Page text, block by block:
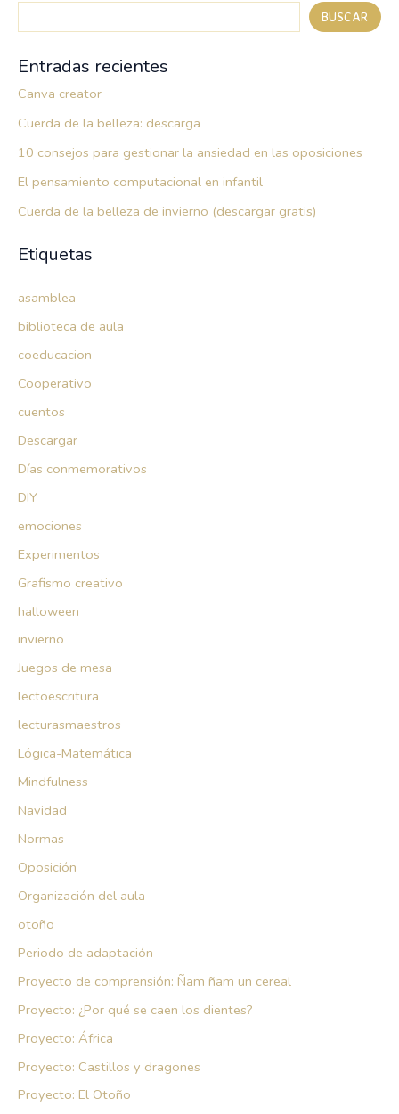
BUSCAR
Entradas recientes
Canva creator
Cuerda de la belleza: descarga
10 consejos para gestionar la ansiedad en las oposiciones
El pensamiento computacional en infantil
Cuerda de la belleza de invierno (descargar gratis)
Etiquetas
asamblea
biblioteca de aula
coeducacion
Cooperativo
cuentos
Descargar
Días conmemorativos
DIY
emociones
Experimentos
Grafismo creativo
halloween
invierno
Juegos de mesa
lectoescritura
lecturasmaestros
Lógica-Matemática
Mindfulness
Navidad
Normas
Oposición
Organización del aula
otoño
Periodo de adaptación
Proyecto de comprensión: Ñam ñam un cereal
Proyecto: ¿Por qué se caen los dientes?
Proyecto: África
Proyecto: Castillos y dragones
Proyecto: El Otoño